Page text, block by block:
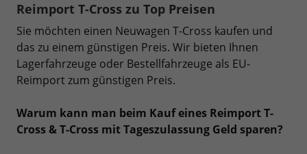
Reimport T-Cross zu Top Preisen
Sie möchten einen Neuwagen T-Cross kaufen und
das zu einem günstigen Preis. Wir bieten Ihnen
Lagerfahrzeuge oder Bestellfahrzeuge als EU-
Reimport zum günstigen Preis.
Warum kann man beim Kauf eines Reimport T-
Cross & T-Cross mit Tageszulassung Geld sparen?